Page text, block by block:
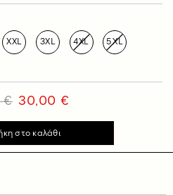
XXL 3XL 4XL 5XL
30,00 €
€